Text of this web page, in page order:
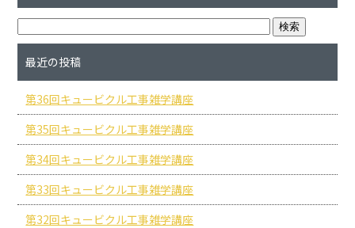
最近の投稿
第36回キュービクル工事雑学講座
第35回キュービクル工事雑学講座
第34回キュービクル工事雑学講座
第33回キュービクル工事雑学講座
第32回キュービクル工事雑学講座